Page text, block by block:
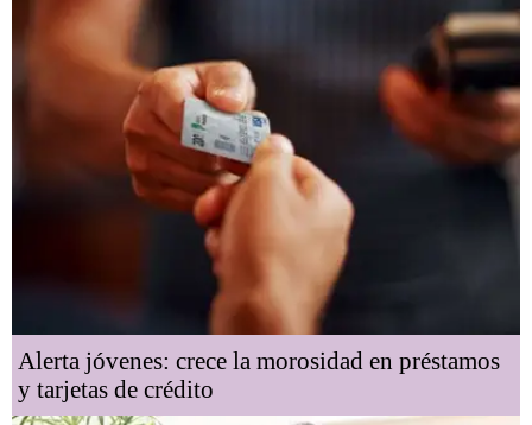
Alerta jóvenes: crece la morosidad en préstamos
y tarjetas de crédito